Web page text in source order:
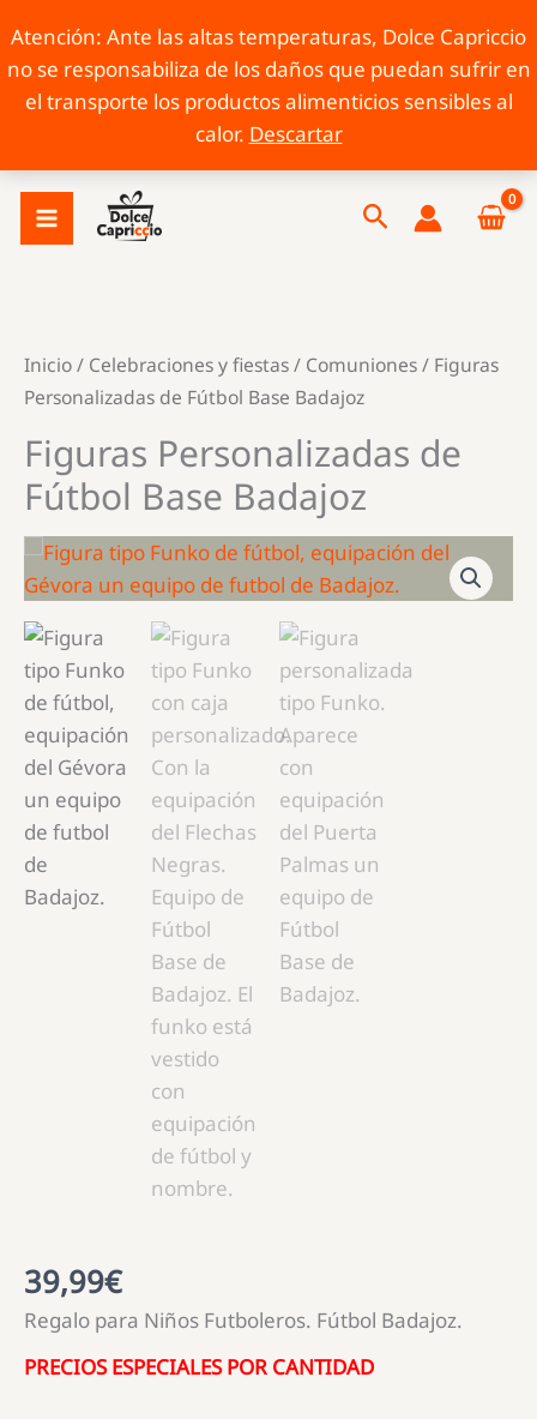
Atención: Ante las altas temperaturas, Dolce Capriccio
no se responsabiliza de los daños que puedan sufrir en
el transporte los productos alimenticios sensibles al
calor. Descartar
contenido
Buscar
Inicio/ Celebraciones y fiestas/ Comuniones/ Figuras
Personalizadas de Fútbol Base Badajoz
Figuras Personalizadas de
Fútbol Base Badajoz
39,99€
Regalo para Niños Futboleros. Fútbol Badajoz.
PRECIOS ESPECIALES POR CANTIDAD